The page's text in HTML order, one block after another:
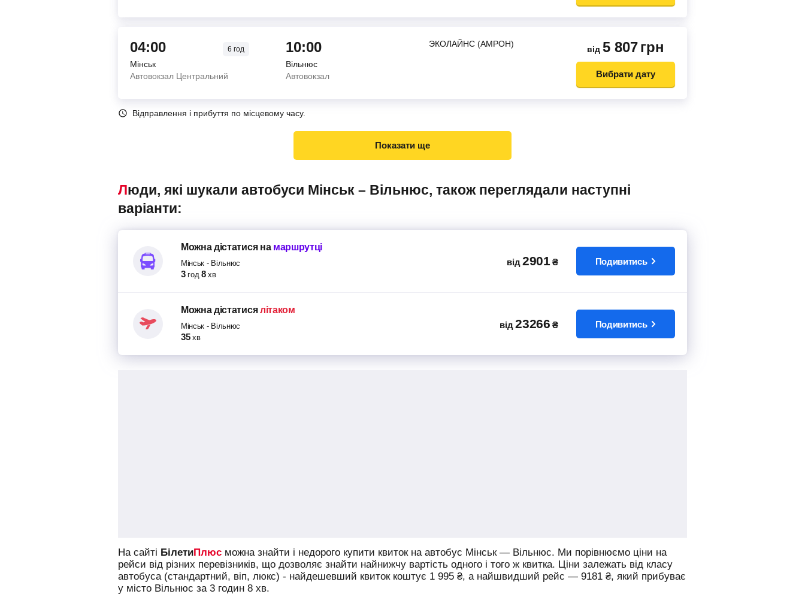
04:00 6 год
Мінськ
Автовокзал Центральний
10:00
Вільнюс
Автовокзал
ЭКОЛАЙНС (АМРОН)
від 5 807грн
Вибрати дату
Відправлення і прибуття по місцевому часу.
Показати ще
Люди, які шукали автобуси Мінськ – Вільнюс, також переглядали наступні
варіанти:
Можна дістатисяна маршрутці
Мінськ - Вільнюс
3 год 8 хв
від 2901 ₴ Подивитись
Можна дістатися літаком
Мінськ - Вільнюс
35 хв
від 23266 ₴ Подивитись
На сайті БілетиПлюс можна знайти і недорого купити квиток на автобус Мінськ — Вільнюс. Ми порівнюємо ціни на
рейси від різних перевізників, що дозволяє знайти найнижчу вартість одного і того ж квитка. Ціни залежать від класу
автобуса (стандартний, віп, люкс) - найдешевший квиток коштує 1 995 ₴, а найшвидший рейс — 9181 ₴, який прибуває
у місто Вільнюс за 3 годин 8 хв.